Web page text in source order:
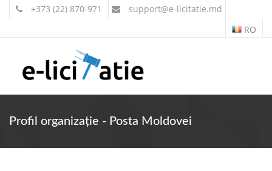
+373 (22) 870-971 support@e-licitatie.md
RO
Profil organizație - Posta Moldovei